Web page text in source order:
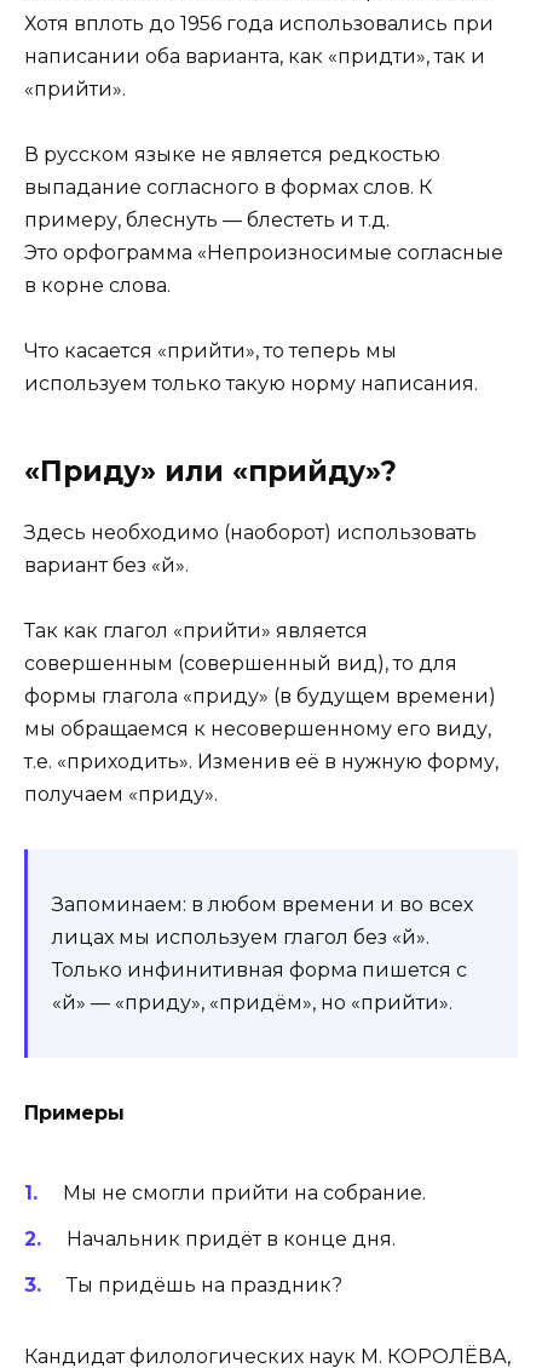
Хотя вплоть до 1956 года использовались при
написании оба варианта, как «придти», так и
«прийти».
В русском языке не является редкостью
выпадание согласного в формах слов. К
примеру, блеснуть — блестеть и т.д.
Это орфограмма «Непроизносимые согласные
в корне слова.
Что касается «прийти», то теперь мы
используем только такую норму написания.
«Приду» или «прийду»?
Здесь необходимо (наоборот) использовать
вариант без «й».
Так как глагол «прийти» является
совершенным (совершенный вид), то для
формы глагола «приду» (в будущем времени)
мы обращаемся к несовершенному его виду,
т.е. «приходить». Изменив её в нужную форму,
получаем «приду».
Запоминаем: в любом времени и во всех
лицах мы используем глагол без «й».
Только инфинитивная форма пишется с
«й» — «приду», «придём», но «прийти».
Примеры
Мы не смогли прийти на собрание.
Начальник придёт в конце дня.
Ты придёшь на праздник?
Кандидат филологических наук М. КОРОЛЁВА,